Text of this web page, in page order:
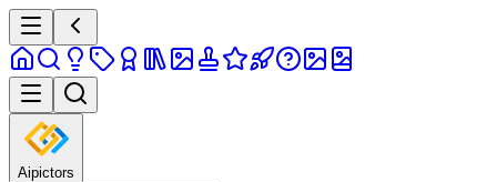
Aipictors